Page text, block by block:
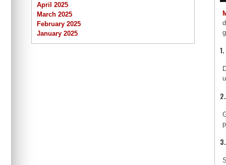
1.
April 2025
March 2025
February 2025
January 2025